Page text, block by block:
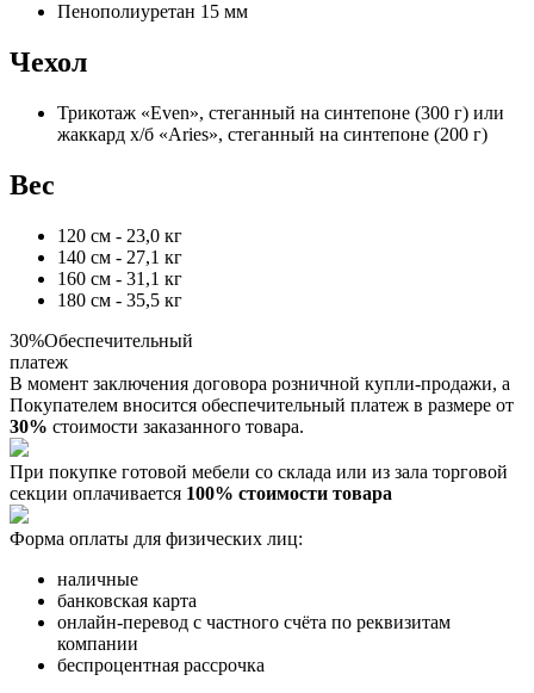
Пенополиуретан 15 мм
Чехол
Трикотаж «Even», стеганный на синтепоне (300 г) или
жаккард х/б «Aries», стеганный на синтепоне (200 г)
Вес
120 см - 23,0 кг
140 см - 27,1 кг
160 см - 31,1 кг
180 см - 35,5 кг
30%Обеспечительный
платеж
В момент заключения договора розничной купли-продажи, a
Покупателем вносится обеспечительный платеж в размере от
30% стоимости заказанного товара.
При покупке готовой мебели со склада или из зала торговой
секции оплачивается 100% стоимости товара
Форма оплаты для физических лиц:
наличные
банковская карта
онлайн-перевод с частного счёта по реквизитам
компании
беспроцентная рассрочка